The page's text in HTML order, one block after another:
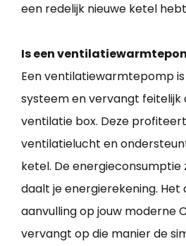
een redelijk nieuwe ketel
Is een
Een ventilatiewarmtepomp
systeem en vervangt feitelijk
ventilatie box. Deze
ventilatielucht en
ketel. De
daalt je energierekening.
aanvulling op jouw moderne
vervangt op die manier de